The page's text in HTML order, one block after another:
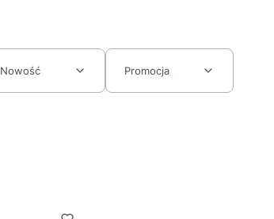
Nowość Promocja